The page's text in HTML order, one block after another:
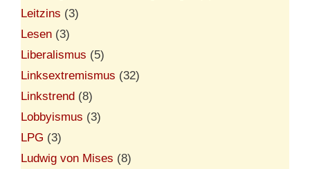
Leitzins (3)
Lesen (3)
Liberalismus (5)
Linksextremismus (32)
Linkstrend (8)
Lobbyismus (3)
LPG (3)
Ludwig von Mises (8)